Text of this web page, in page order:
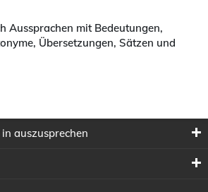
Aussprachen mit Bedeutungen,
Übersetzungen, Sätzen und
auszusprechen